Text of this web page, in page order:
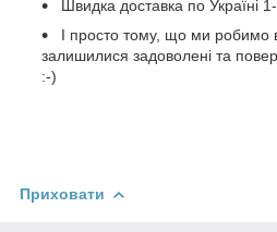
Швидка доставка по Україні
І просто тому, що ми робимо
залишилися задоволені та
:-)
Приховати